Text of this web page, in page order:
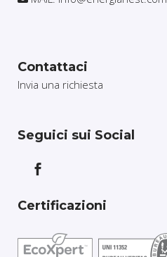
Contattaci
Invia una richiesta
Seguici sui Social
Certificazioni